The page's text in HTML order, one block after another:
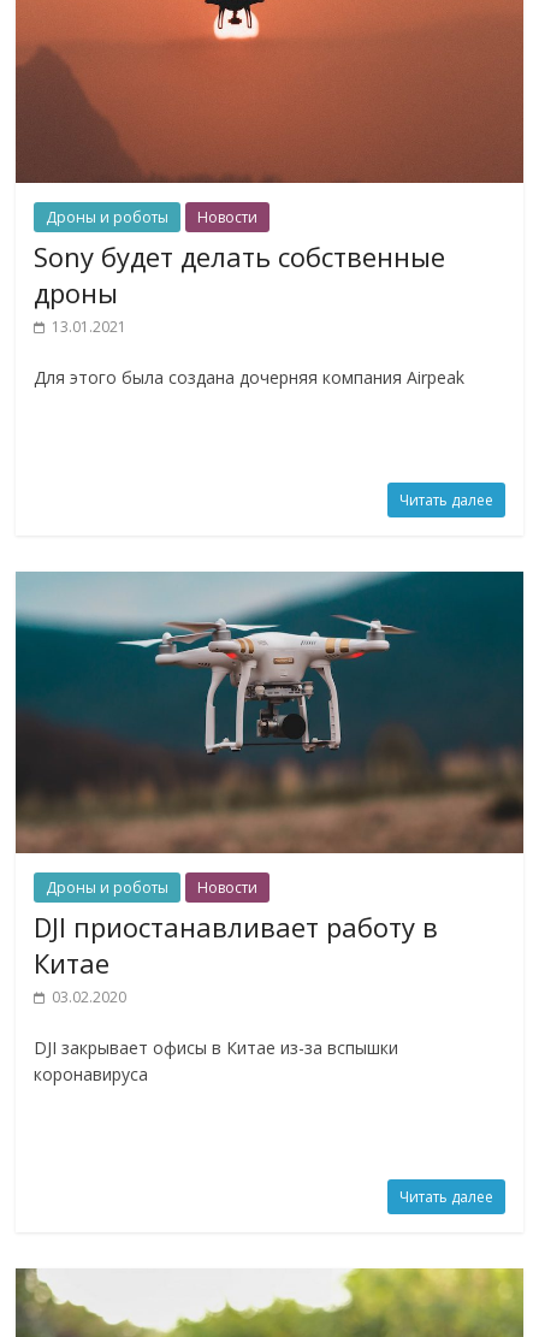
Дроны и роботы Новости
Sony будет делать собственные
дроны
13.01.2021
Для этого была создана дочерняя компания Airpeak
Читать далее
Дроны и роботы Новости
DJI приостанавливает работу в
Китае
03.02.2020
DJI закрывает офисы в Китае из-за вспышки
коронавируса
Читать далее